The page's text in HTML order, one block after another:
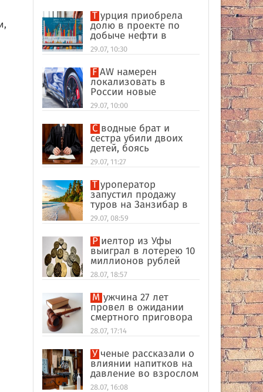
Турция приобрела
долю в проекте по
добыче нефти в
иракском Киркуке
29.07, 10:30
FAW намерен
локализовать в
России новые
кроссоверы
29.07, 10:00
Сводные брат и
сестра убили двоих
детей, боясь
разоблачения инцеста
29.07, 11:27
Туроператор
запустил продажу
туров на Занзибар в
качестве
альтернативы Турции
29.07, 08:59
Риелтор из Уфы
выиграл в лотерею 10
миллионов рублей
28.07, 18:57
Мужчина 27 лет
провел в ожидании
смертного приговора
из-за поддельных
улик в США
28.07, 17:14
Ученые рассказали о
влиянии напитков на
давление во взрослом
возрасте
28.07, 16:08